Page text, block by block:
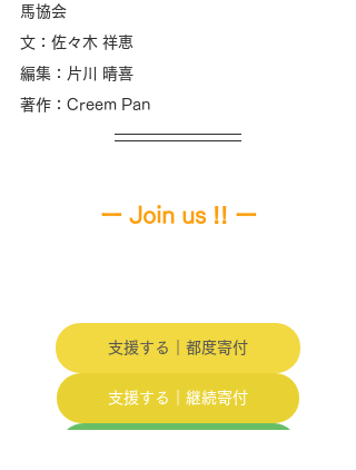
馬協会
文：佐々木 祥恵
編集：片川 晴喜
著作：Creem Pan
ー Join us !! ー
支援する｜都度寄付
支援する｜継続寄付